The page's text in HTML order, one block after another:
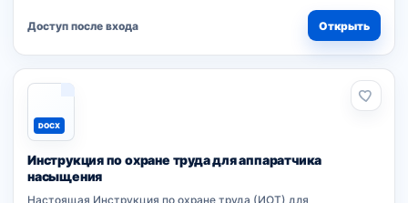
Доступ после входа Открыть
DOCX
Инструкция по охране труда для аппаратчика
насыщения
Настоящая Инструкция по охране труда (ИОТ) для